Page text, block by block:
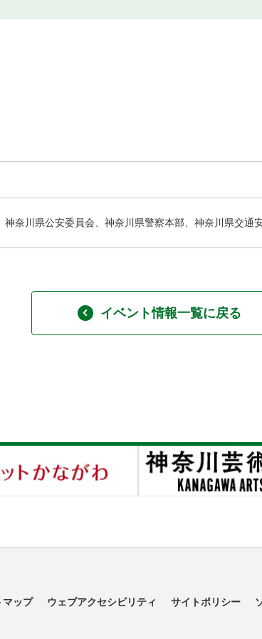
神奈川県公安委員会、神奈川県警察本部、神奈川県交通
イベント情報一覧に戻る
マップ ウェブアクセシビリティ サイトポリシー